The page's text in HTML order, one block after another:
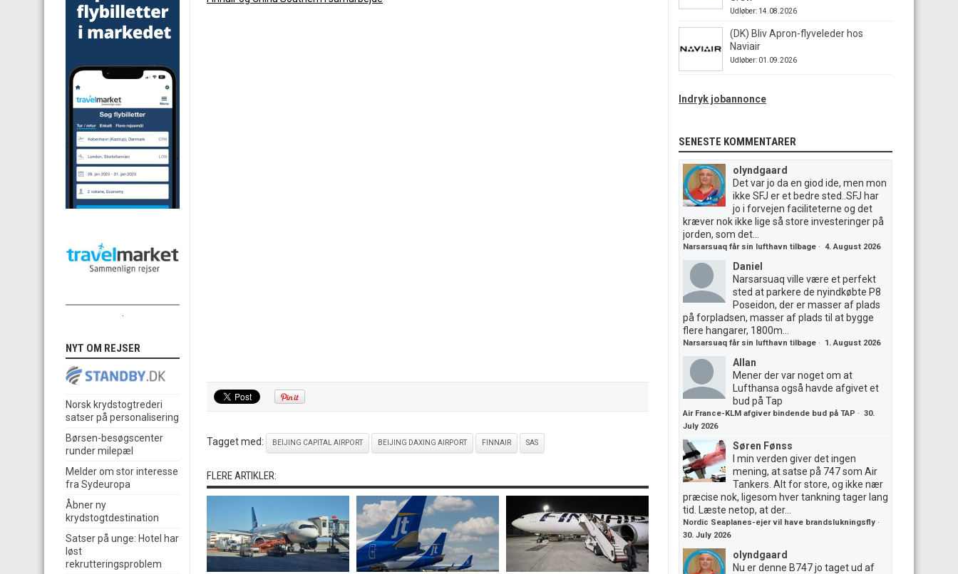
Tagget med: BEIJING CAPITAL AIRPORT BEIJING DAXING AIRPORT FINNAIR SAS
FLERE ARTIKLER:
NYT OM REJSER
Norsk krydstogtrederi
satser på personalisering
Børsen-besøgscenter
runder milepæl
Melder om stor interesse
fra Sydeuropa
Åbner ny
krydstogtdestination
Satser på unge: Hotel har
løst
rekrutteringsproblem
Udløber: 14.08.2026
(DK) Bliv Apron-flyveleder hos
Naviair
Udløber: 01.09.2026
Indryk jobannonce
SENESTE KOMMENTARER
olyndgaard
Det var jo da en giod ide, men mon
ikke SFJ er et bedre sted..SFJ har
jo i forvejen faciliteterne og det
kræver nok ikke lige så store investeringer på
jorden, som det...
Narsarsuaq får sin lufthavn tilbage · 4. August 2026
Daniel
Narsarsuaq ville være et perfekt
sted at parkere de nyindkøbte P8
Poseidon, der er masser af plads
på forpladsen, masser af plads til at bygge
flere hangarer, 1800m...
Narsarsuaq får sin lufthavn tilbage · 1. August 2026
Allan
Mener der var noget om at
Lufthansa også havde afgivet et
bud på Tap
Air France-KLM afgiver bindende bud på TAP · 30.
July 2026
Søren Fønss
I min verden giver det ingen
mening, at satse på 747 som Air
Tankers. Alt for store, og ikke nær
præcise nok, ligesom hver tankning tager lang
tid. Læste netop, at der...
Nordic Seaplanes-ejer vil have brandslukningsfly ·
30. July 2026
olyndgaard
Nu er denne B747 jo taget ud af